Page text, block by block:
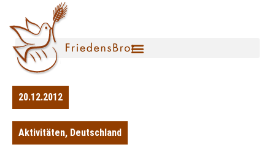
20.12.2012
Aktivitäten, Deutschland